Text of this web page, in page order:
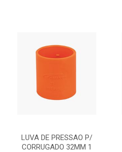
LUVA DE PRESSAO P/
CORRUGADO 32MM 1